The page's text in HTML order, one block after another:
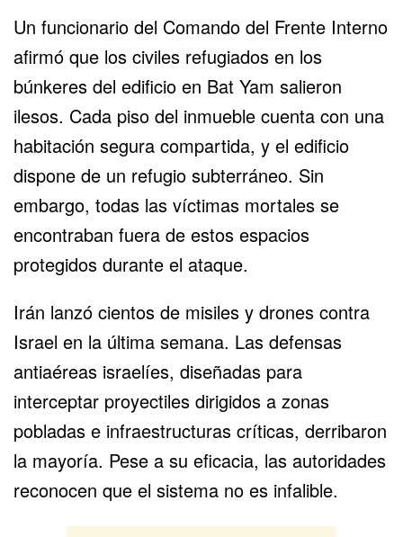
Un funcionario del Comando del Frente Interno
afirmó que los civiles refugiados en los
búnkeres del edificio en Bat Yam salieron
ilesos. Cada piso del inmueble cuenta con una
habitación segura compartida, y el edificio
dispone de un refugio subterráneo. Sin
embargo, todas las víctimas mortales se
encontraban fuera de estos espacios
protegidos durante el ataque.
Irán lanzó cientos de misiles y drones contra
Israel en la última semana. Las defensas
antiaéreas israelíes, diseñadas para
interceptar proyectiles dirigidos a zonas
pobladas e infraestructuras críticas, derribaron
la mayoría. Pese a su eficacia, las autoridades
reconocen que el sistema no es infalible.